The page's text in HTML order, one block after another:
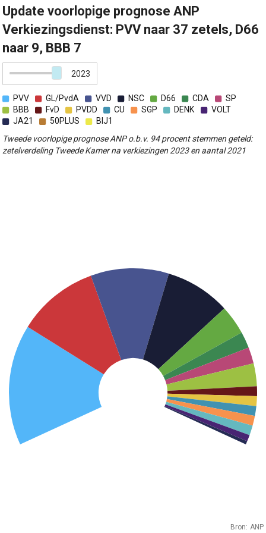
2023
Update voorlopige prognose ANP
Verkiezingsdienst: PVV naar 37 zetels, D66
naar 9, BBB 7
Tweede voorlopige prognose ANP o.b.v. 94 procent stemmen geteld:
zetelverdeling Tweede Kamer na verkiezingen 2023 en aantal 2021
PVV GL/PvdA VVD NSC D66 CDA
SP
BBB
FvD PVDD CU SGP DENK
VOLT
JA21
50PLUS BIJ1
Bron: ANP